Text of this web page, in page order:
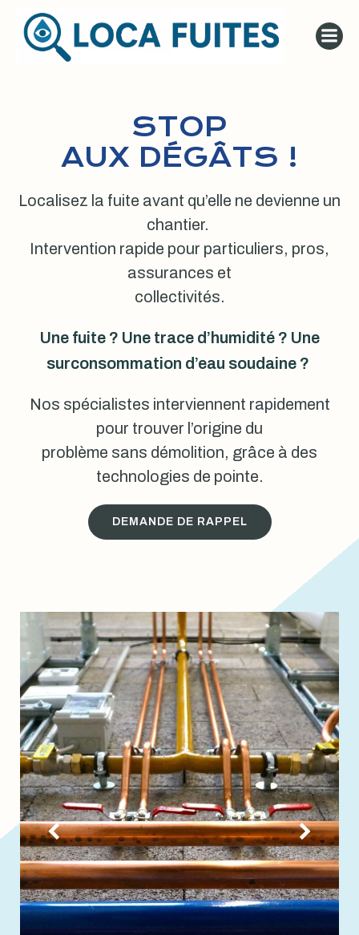
au
contenu
STOP
AUX DÉGÂTS !
Localisez la fuite avant qu’elle ne devienne un
chantier.
Intervention rapide pour particuliers, pros,
assurances et
collectivités.
Une fuite ? Une trace d’humidité ? Une
surconsommation d’eau soudaine ?
Nos spécialistes interviennent rapidement
pour trouver l’origine du
problème sans démolition, grâce à des
technologies de pointe.
DEMANDE DE RAPPEL